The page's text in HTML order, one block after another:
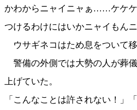
かわからニャイニャぁ……ケケ
つけるわけにはいかニャイもん
ウサギネコはため息をついて移
警備の外側では大勢の人が葬
上げていた。
「こんなことは許されない！」